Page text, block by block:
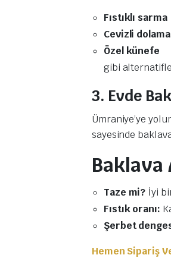
Fıstıklı sarma
Cevizli dolama
Özel künefe
gibi
3. Evde
Ümraniye’ye
sayesinde
Baklava
Taze mi? İyi
Fıstık oranı:
Şerbet
Hemen Sipariş